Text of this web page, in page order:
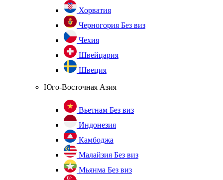
Хорватия
Черногория Без виз
Чехия
Швейцария
Швеция
Юго-Восточная Азия
Вьетнам Без виз
Индонезия
Камбоджа
Малайзия Без виз
Мьянма Без виз